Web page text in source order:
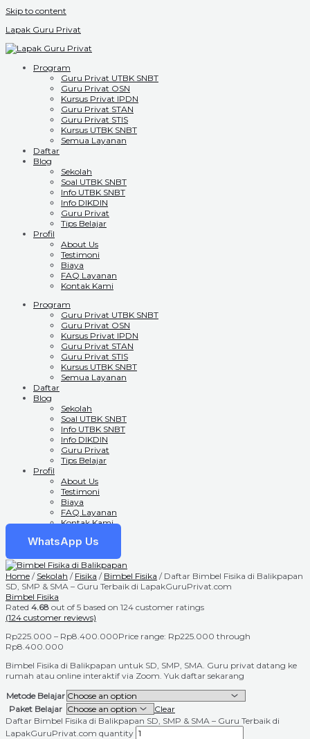
Skip to content
Lapak Guru Privat
Program
Guru Privat UTBK SNBT
Guru Privat OSN
Kursus Privat IPDN
Guru Privat STAN
Guru Privat STIS
Kursus UTBK SNBT
Semua Layanan
Daftar
Blog
Sekolah
Soal UTBK SNBT
Info UTBK SNBT
Info DIKDIN
Guru Privat
Tips Belajar
Profil
About Us
Testimoni
Biaya
FAQ Layanan
Kontak Kami
Program
Guru Privat UTBK SNBT
Guru Privat OSN
Kursus Privat IPDN
Guru Privat STAN
Guru Privat STIS
Kursus UTBK SNBT
Semua Layanan
Daftar
Blog
Sekolah
Soal UTBK SNBT
Info UTBK SNBT
Info DIKDIN
Guru Privat
Tips Belajar
Profil
About Us
Testimoni
Biaya
FAQ Layanan
Kontak Kami
WhatsApp Us
Home / Sekolah / Fisika / Bimbel Fisika / Daftar Bimbel Fisika di Balikpapan
SD, SMP & SMA – Guru Terbaik di LapakGuruPrivat.com
Bimbel Fisika
Rated 4.68 out of 5 based on 124 customer ratings
(124 customer reviews)
Rp225.000 – Rp8.400.000Price range: Rp225.000 through
Rp8.400.000
Bimbel Fisika di Balikpapan untuk SD, SMP, SMA. Guru privat datang ke
rumah atau online interaktif via Zoom. Yuk daftar sekarang
Metode Belajar
Paket Belajar
Clear
Daftar Bimbel Fisika di Balikpapan SD, SMP & SMA – Guru Terbaik di
LapakGuruPrivat.com quantity